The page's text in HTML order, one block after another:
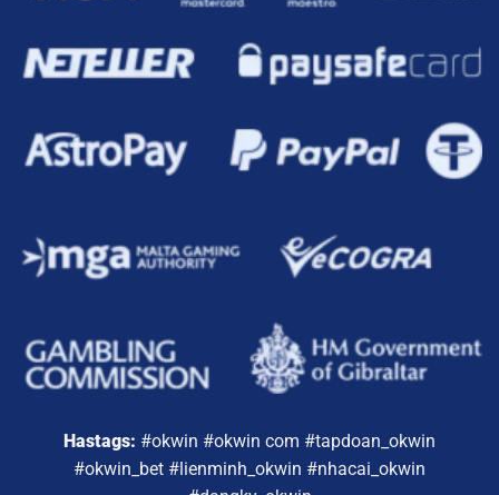
Hastags: #okwin #okwin com #tapdoan_okwin
#okwin_bet #lienminh_okwin #nhacai_okwin